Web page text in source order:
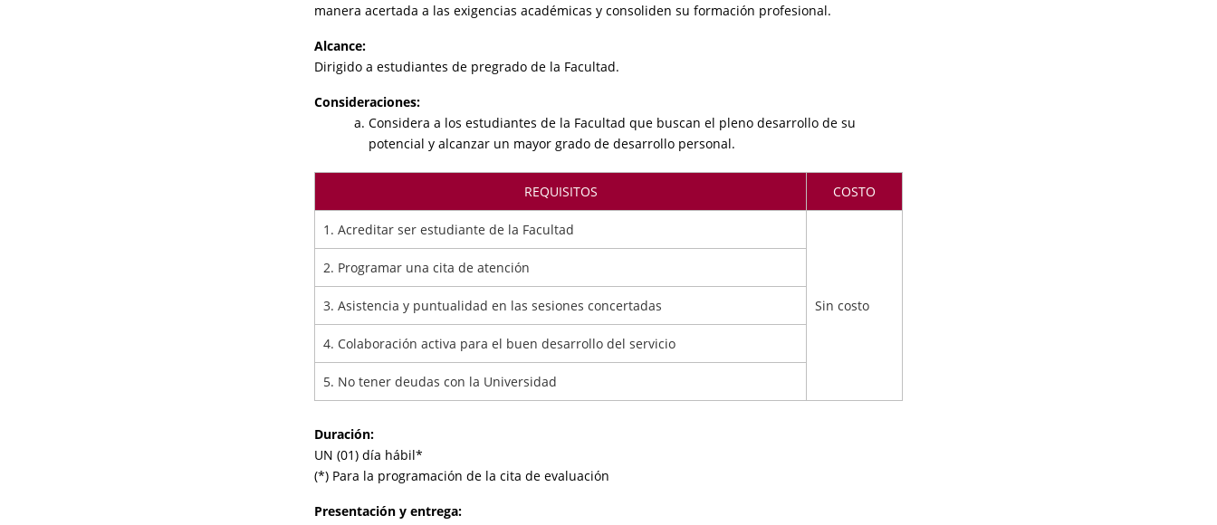
manera acertada a las exigencias académicas y consoliden su formación profesional.
Alcance:
Dirigido a estudiantes de pregrado de la Facultad.
Consideraciones:
Considera a los estudiantes de la Facultad que buscan el pleno desarrollo de su
potencial y alcanzar un mayor grado de desarrollo personal.
REQUISITOS COSTO
1. Acreditar ser estudiante de la Facultad
Sin costo
2. Programar una cita de atención
3. Asistencia y puntualidad en las sesiones concertadas
4. Colaboración activa para el buen desarrollo del servicio
5. No tener deudas con la Universidad
Duración:
UN (01) día hábil*
(*) Para la programación de la cita de evaluación
Presentación y entrega: